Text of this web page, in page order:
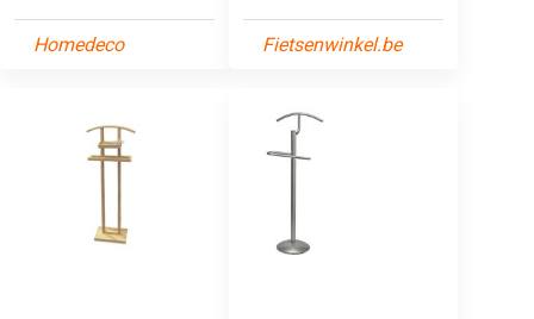
Homedeco Fietsenwinkel.be